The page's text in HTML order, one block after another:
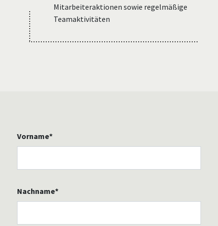
Mitarbeiteraktionen sowie regelmäßige
Teamaktivitäten
Vorname*
Nachname*